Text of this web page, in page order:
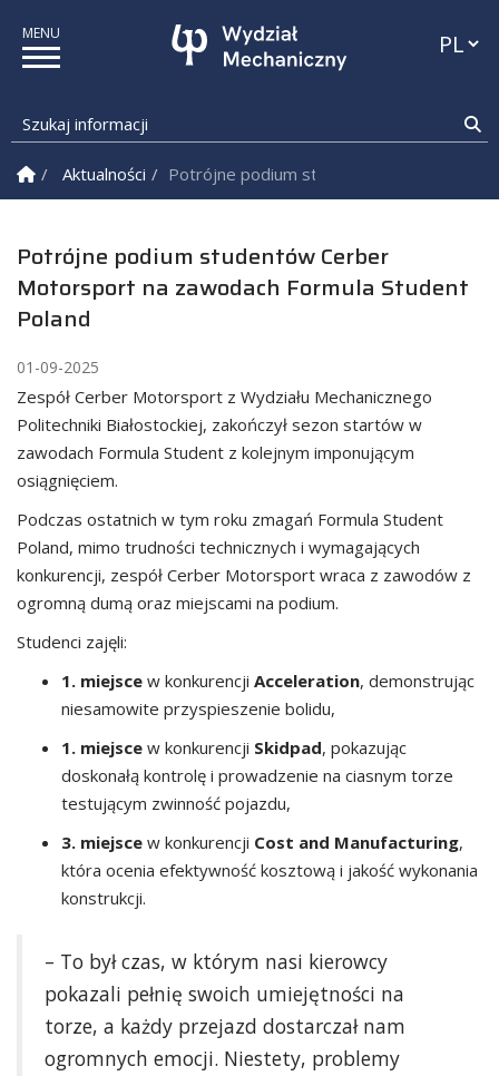
Szukaj informacji
Strona Główna
Aktualności Potrójne podium studentów Cerber
Potrójne podium studentów Cerber
Motorsport na zawodach Formula Student
Poland
01-09-2025
Zespół Cerber Motorsport z Wydziału Mechanicznego
Politechniki Białostockiej, zakończył sezon startów w
zawodach Formula Student z kolejnym imponującym
osiągnięciem.
Podczas ostatnich w tym roku zmagań Formula Student
Poland, mimo trudności technicznych i wymagających
konkurencji, zespół Cerber Motorsport wraca z zawodów z
ogromną dumą oraz miejscami na podium.
Studenci zajęli:
1. miejsce w konkurencji Acceleration, demonstrując
niesamowite przyspieszenie bolidu,
1. miejsce w konkurencji Skidpad, pokazując
doskonałą kontrolę i prowadzenie na ciasnym torze
testującym zwinność pojazdu,
3. miejsce w konkurencji Cost and Manufacturing,
która ocenia efektywność kosztową i jakość wykonania
konstrukcji.
– To był czas, w którym nasi kierowcy
pokazali pełnię swoich umiejętności na
torze, a każdy przejazd dostarczał nam
ogromnych emocji. Niestety, problemy